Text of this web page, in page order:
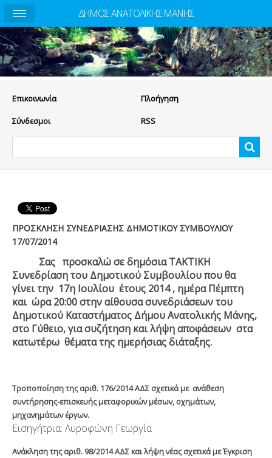
Eπικοινωνία Πλοήγηση
Σύνδεσμοι RSS
ΠΡΟΣΚΛΗΣΗ ΣΥΝΕΔΡΙΑΣΗΣ ΔΗΜΟΤΙΚΟΥ ΣΥΜΒΟΥΛΙΟΥ
17/07/2014
Σας προσκαλώ σε δημόσια ΤΑΚΤΙΚΗ
Συνεδρίαση του Δημοτικού Συμβουλίου που θα
γίνει την 17η Ιουλίου έτους 2014 , ημέρα Πέμπτη
και ώρα 20:00 στην αίθουσα συνεδριάσεων του
Δημοτικού Καταστήματος Δήμου Ανατολικής Μάνης,
στο Γύθειο, για συζήτηση και λήψη αποφάσεων στα
κατωτέρω θέματα της ημερήσιας διάταξης.
Τροποποίηση της αριθ. 176/2014 ΑΔΣ σχετικά με ανάθεση
συντήρησης-επισκευής μεταφορικών μέσων, οχημάτων,
μηχανημάτων έργων.
Εισηγήτρια: Λυροφώνη Γεωργία
Ανάκληση της αριθ. 98/2014 ΑΔΣ και λήψη νέας σχετικά με Έγκριση
ΔΗΜΟΣ ΑΝΑΤΟΛΙΚΗΣ ΜΑΝΗΣ